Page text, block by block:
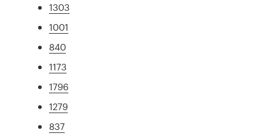
1303
1001
840
1173
1796
1279
837